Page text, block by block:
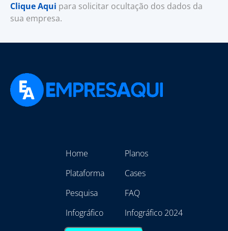
Clique Aqui para solicitar ocultação dos dados da
sua empresa.
Home
Plataforma
Pesquisa
Infográfico
Planos
Cases
FAQ
Infográfico 2024